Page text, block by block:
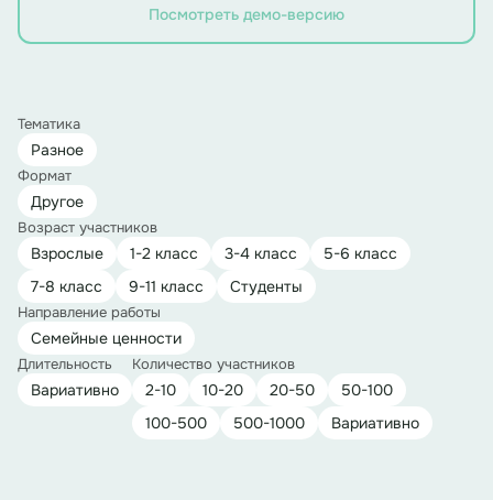
Посмотреть демо-версию
Тематика
Разное
Формат
Другое
Возраст участников
Взрослые 1-2 класс 3-4 класс
5-6 класс
7-8 класс
9-11 класс Студенты
Направление работы
Семейные ценности
Длительность
Вариативно
Количество участников
2-10 10-20 20-50
50-100
100-500
500-1000 Вариативно